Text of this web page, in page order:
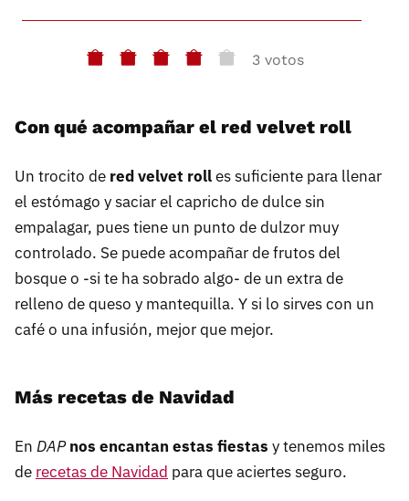
3 votos
Con qué acompañar el red velvet roll
Un trocito de red velvet rolles suficiente para llenar
el estómago y saciar el capricho de dulce sin
empalagar, pues tiene un punto de dulzor muy
controlado. Se puede acompañar de frutos del
bosque o -si te ha sobrado algo- de un extra de
relleno de queso y mantequilla. Y si lo sirves con un
café o una infusión, mejor que mejor.
Más recetas de Navidad
En DAP nos encantan estas fiestas y tenemos miles
de recetas de Navidad para que aciertes seguro.